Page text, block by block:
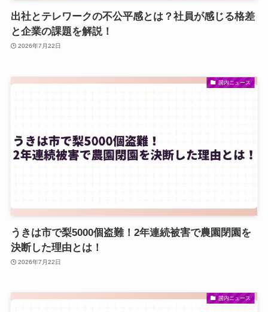
出社とテレワークの不公平感とは？社員が感じる格差
と企業の課題を解説！
2026年7月22日
国内ニュース
うきは市で梨5000個盗難！2年連続被害で農園閉園を
決断した理由とは！
2026年7月22日
国内ニュース